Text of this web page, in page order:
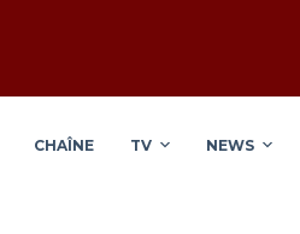
CHAÎNE TV NEWS